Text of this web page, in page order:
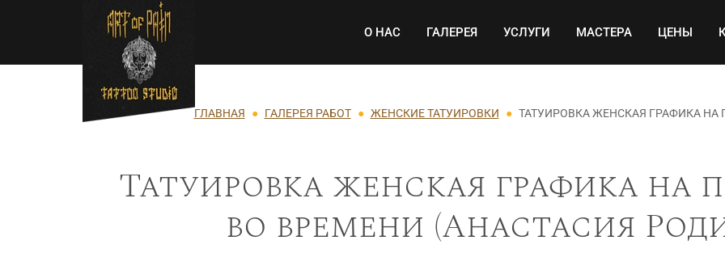
Перейти к основному содержанию Основная навигация
О НАС ГАЛЕРЕЯ УСЛУГИ МАСТЕРА ЦЕНЫ
Строка навигации
ГЛАВНАЯ ГАЛЕРЕЯ РАБОТ ЖЕНСКИЕ ТАТУИРОВКИ ТАТУИРОВКА ЖЕНСКАЯ ГРАФИКА НА
Татуировка женская графика на
во времени (Анастасия